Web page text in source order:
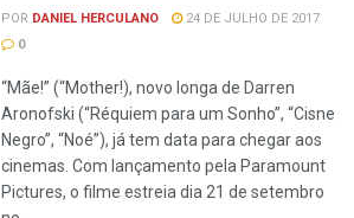
POR DANIEL HERCULANO
24 DE JULHO DE 2017
0
“Mãe!” (“Mother!), novo longa de Darren
Aronofski (“Réquiem para um Sonho”, “Cisne
Negro”, “Noé”), já tem data para chegar aos
cinemas. Com lançamento pela Paramount
Pictures, o filme estreia dia 21 de setembro